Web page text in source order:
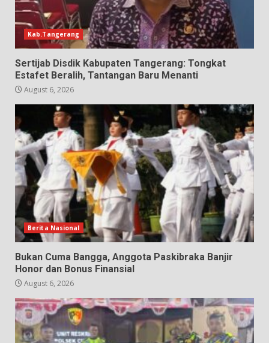
Kab.Tangerang
Sertijab Disdik Kabupaten Tangerang: Tongkat
Estafet Beralih, Tantangan Baru Menanti
August 6, 2026
Berita Nasional
Bukan Cuma Bangga, Anggota Paskibraka Banjir
Honor dan Bonus Finansial
August 6, 2026